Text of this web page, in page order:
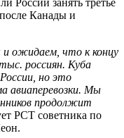
Канады и
ожидаем, что к концу
россиян. Куба
но это
авиаперевозки. Мы
продолжит
РСТ советника по